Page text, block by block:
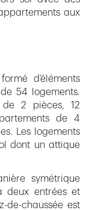
aux
d’éléments
54 logements.
2 pièces, 12
de 4
Les logements
dont un attique
symétrique
deux entrées et
de-chaussée est